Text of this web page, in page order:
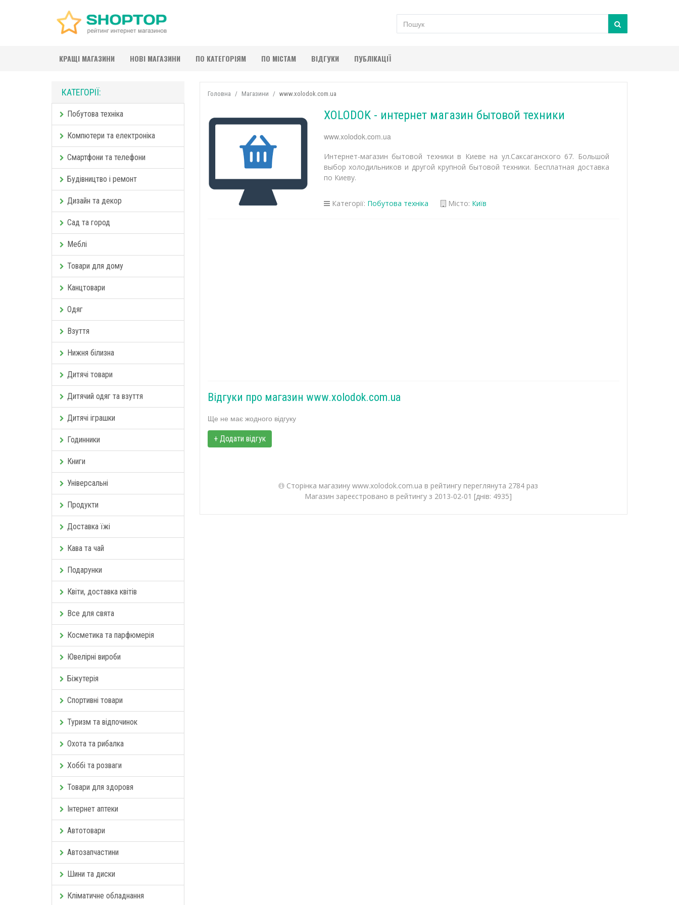
КРАЩІ МАГАЗИНИ НОВІ МАГАЗИНИ ПО КАТЕГОРІЯМ ПО МІСТАМ ВІДГУКИ ПУБЛІКАЦІЇ
КАТЕГОРІЇ:
Побутова техніка
Компютери та електроніка
Смартфони та телефони
Будівництво і ремонт
Дизайн та декор
Сад та город
Меблі
Товари для дому
Канцтовари
Одяг
Взуття
Нижня білизна
Дитячі товари
Дитячий одяг та взуття
Дитячі іграшки
Годинники
Книги
Універсальні
Продукти
Доставка їжі
Кава та чай
Подарунки
Квіти, доставка квітів
Все для свята
Косметика та парфюмерія
Ювелірні вироби
Біжутерія
Спортивні товари
Туризм та відпочинок
Охота та рибалка
Хоббі та розваги
Товари для здоровя
Інтернет аптеки
Автотовари
Автозапчастини
Шини та диски
Кліматичне обладнання
Головна Магазини www.xolodok.com.ua
XOLODOK - интернет магазин бытовой техники
www.xolodok.com.ua
Интернет-магазин бытовой техники в Киеве на ул.Саксаганского 67. Большой
выбор холодильников и другой крупной бытовой техники. Бесплатная доставка
по Киеву.
Категорії: Побутова техніка Місто: Київ
Відгуки про магазин www.xolodok.com.ua
Ще не має жодного відгуку
+ Додати відгук
Сторінка магазину www.xolodok.com.ua в рейтингу переглянута 2784 раз
Магазин зареєстровано в рейтингу з 2013-02-01 [днів: 4935]